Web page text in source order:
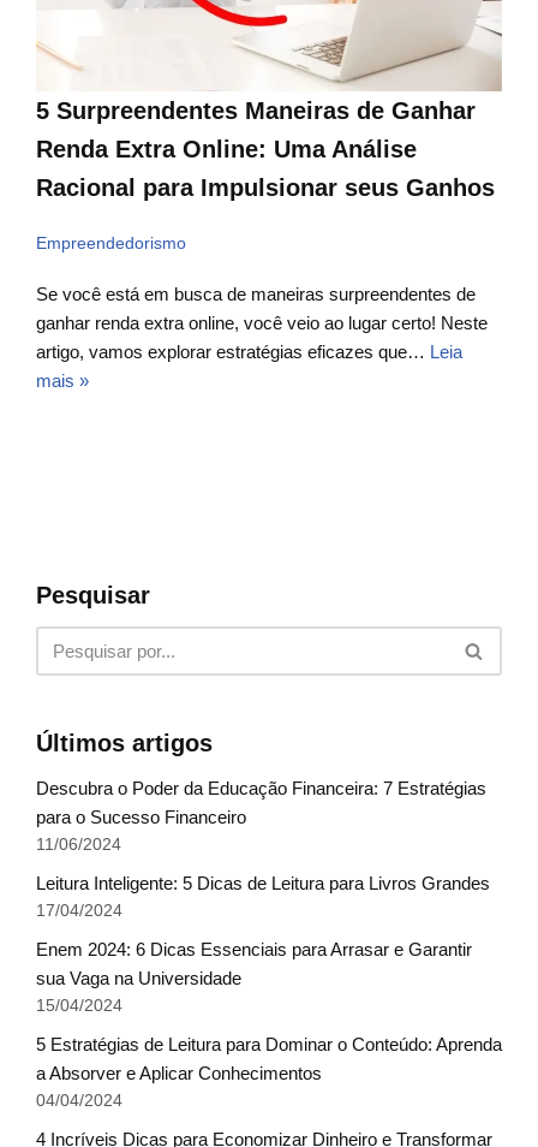
5 Surpreendentes Maneiras de Ganhar
Renda Extra Online: Uma Análise
Racional para Impulsionar seus Ganhos
Empreendedorismo
Se você está em busca de maneiras surpreendentes de
ganhar renda extra online, você veio ao lugar certo! Neste
artigo, vamos explorar estratégias eficazes que… Leia
mais »
Pesquisar
Últimos artigos
Descubra o Poder da Educação Financeira: 7 Estratégias
para o Sucesso Financeiro
11/06/2024
Leitura Inteligente: 5 Dicas de Leitura para Livros Grandes
17/04/2024
Enem 2024: 6 Dicas Essenciais para Arrasar e Garantir
sua Vaga na Universidade
15/04/2024
5 Estratégias de Leitura para Dominar o Conteúdo: Aprenda
a Absorver e Aplicar Conhecimentos
04/04/2024
4 Incríveis Dicas para Economizar Dinheiro e Transformar